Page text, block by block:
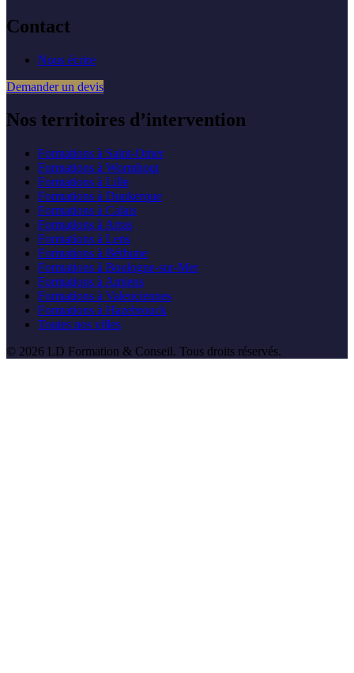
Contact
Nous écrire
Demander un devis
Nos territoires d’intervention
Formations à Saint-Omer
Formations à Wormhout
Formations à Lille
Formations à Dunkerque
Formations à Calais
Formations à Arras
Formations à Lens
Formations à Béthune
Formations à Boulogne-sur-Mer
Formations à Amiens
Formations à Valenciennes
Formations à Hazebrouck
Toutes nos villes
© 2026 LD Formation & Conseil. Tous droits réservés.